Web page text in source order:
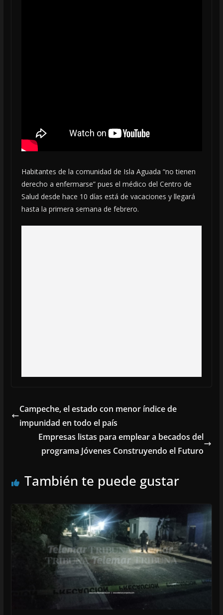
Habitantes de la comunidad de Isla Aguada “no tienen
derecho a enfermarse” pues el médico del Centro de
Salud desde hace 10 días está de vacaciones y llegará
hasta la primera semana de febrero.
Campeche, el estado con menor índice de
impunidad en todo el país
Empresas listas para emplear a becados del
programa Jóvenes Construyendo el Futuro
También te puede gustar